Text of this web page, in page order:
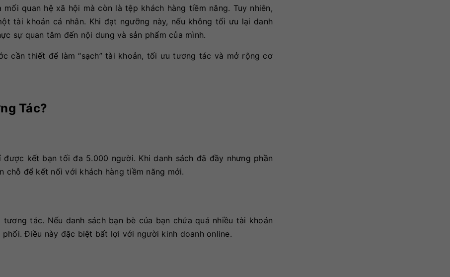
quan hệ xã hội mà còn là tệp khách hàng tiềm năng. Tuy nhiên,
tài khoản cá nhân. Khi đạt ngưỡng này, nếu không tối ưu lại danh
sự quan tâm đến nội dung và sản phẩm của mình.
cần thiết để làm “sạch” tài khoản, tối ưu tương tác và mở rộng cơ
Tác?
kết bạn tối đa 5.000 người. Khi danh sách đã đầy nhưng phần
chỗ để kết nối với khách hàng tiềm năng mới.
tác. Nếu danh sách bạn bè của bạn chứa quá nhiều tài khoản
Điều này đặc biệt bất lợi với người kinh doanh online.